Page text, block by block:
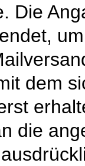
Die
dem
die